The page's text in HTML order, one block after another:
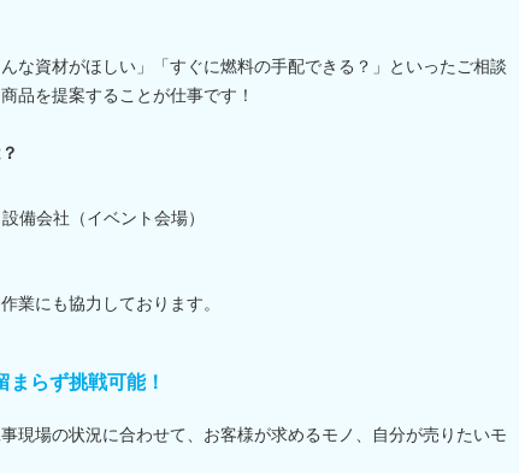
な資材がほしい」「すぐに燃料の手配できる？」といったご相談
品を提案することが仕事です！
備会社（イベント会場）
業にも協力しております。
らず挑戦可能！
現場の状況に合わせて、お客様が求めるモノ、自分が売りたいモ